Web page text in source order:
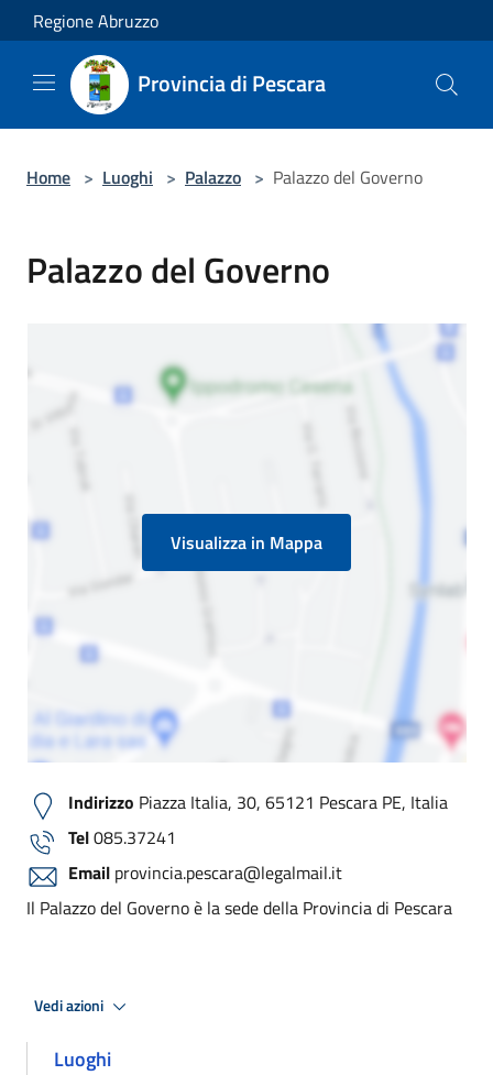
Salta al contenuto principale
Regione Abruzzo
Provincia di Pescara
Home > Luoghi > Palazzo > Palazzo del Governo
Palazzo del Governo
Visualizza in Mappa
Indirizzo Piazza Italia, 30, 65121 Pescara PE, Italia
Tel085.37241
Email provincia.pescara@legalmail.it
Il Palazzo del Governo è la sede della Provincia di Pescara
Vedi azioni
Luoghi